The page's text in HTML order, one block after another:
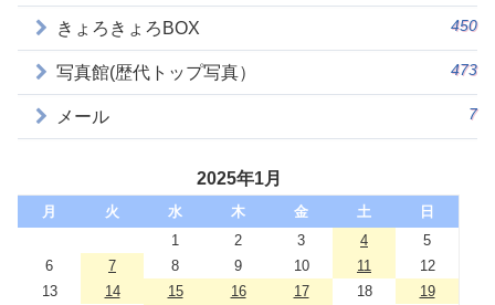
きょろきょろBOX 450
写真館(歴代トップ写真） 473
メール 7
2025年1月
月 火 水 木 金 土
日
1
2 3 4
5
6
7 8 9 10 11
12
13
14 15 16 17 18
19